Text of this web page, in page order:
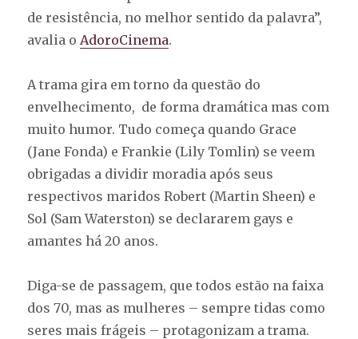
de resistência, no melhor sentido da palavra”,
avalia o AdoroCinema.
A trama gira em torno da questão do
envelhecimento, de forma dramática mas com
muito humor. Tudo começa quando Grace
(Jane Fonda) e Frankie (Lily Tomlin) se veem
obrigadas a dividir moradia após seus
respectivos maridos Robert (Martin Sheen) e
Sol (Sam Waterston) se declararem gays e
amantes há 20 anos.
Diga-se de passagem, que todos estão na faixa
dos 70, mas as mulheres – sempre tidas como
seres mais frágeis – protagonizam a trama.